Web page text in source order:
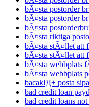
bÃ¤sta postorder
bÃ¤sta postorder
bÃ¤sta
bÃ¤sta riktiga
bÃ¤sta stÃ¤llet att
bÃ¤sta stÃ¤llet att
bÃ¤sta webbplats
bÃ¤sta webbplats
bacaklД± posta
bad credit loan
bad credit loans